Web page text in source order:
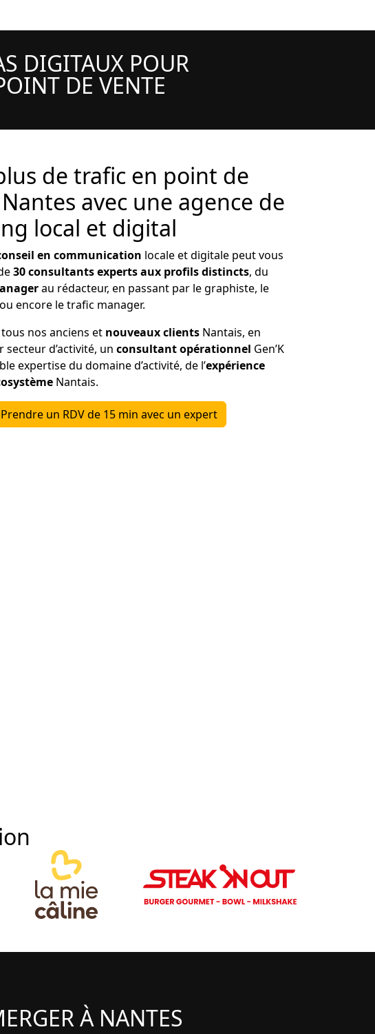
DIGITAUX POUR
DE VENTE
de trafic en point de
avec une agence de
local et digital
en communication locale et digitale peut vous
30 consultants experts aux profils distincts, du
au rédacteur, en passant par le graphiste, le
encore le trafic manager.
nos anciens et nouveaux clients Nantais, en
d’activité, un consultant opérationnel Gen’K
expertise du domaine d’activité, de l’expérience
Nantais.
Prendre un RDV de 15 min avec un expert
À NANTES